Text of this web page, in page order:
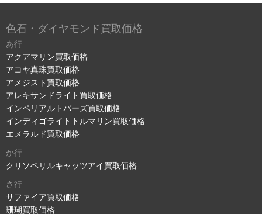
色石・ダイヤモンド買取価格
あ行
アクアマリン買取価格
アコヤ真珠買取価格
アメジスト買取価格
アレキサンドライト買取価格
インペリアルトパーズ買取価格
インディゴライトトルマリン買取価格
エメラルド買取価格
か行
クリソベリルキャッツアイ買取価格
さ行
サファイア買取価格
珊瑚買取価格